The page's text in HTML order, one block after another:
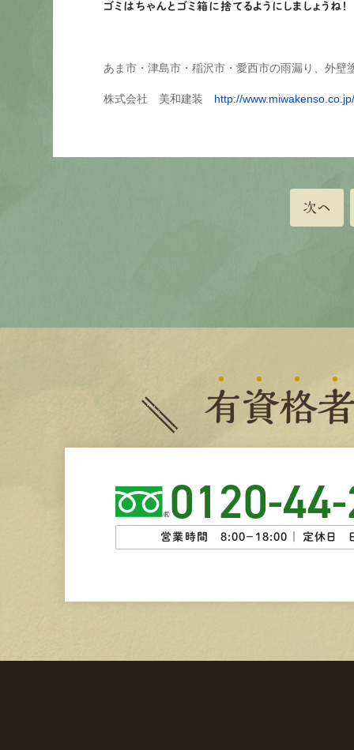
ゴミはちゃんとゴミ箱に捨てるようにしましょうね！
あま市・津島市・稲沢市・愛西市の雨漏り、外壁
株式会社 美和建装 http://
次へ
有資格
0120-
営業時間 8:00−18:00 ｜ 定休日